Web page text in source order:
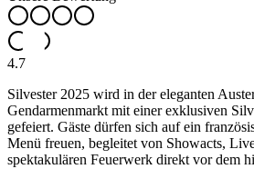
4.7
Silvester 2025 wird in der eleganten
Gendarmenmarkt mit einer exklusiven
gefeiert. Gäste dürfen sich auf ein
Menü freuen, begleitet von Showacts,
spektakulären Feuerwerk direkt vor dem